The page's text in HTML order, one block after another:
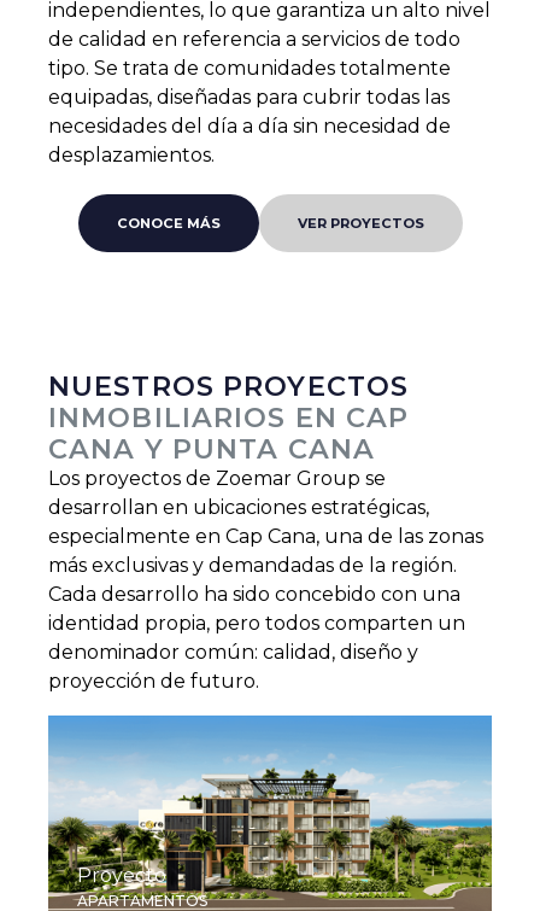
independientes, lo que garantiza un alto nivel
de calidad en referencia a servicios de todo
tipo. Se trata de comunidades totalmente
equipadas, diseñadas para cubrir todas las
necesidades del día a día sin necesidad de
desplazamientos.
CONOCE MÁS VER PROYECTOS
NUESTROS PROYECTOS
INMOBILIARIOS EN CAP
CANA Y PUNTA CANA
Los proyectos de Zoemar Group se
desarrollan en ubicaciones estratégicas,
especialmente en Cap Cana, una de las zonas
más exclusivas y demandadas de la región.
Cada desarrollo ha sido concebido con una
identidad propia, pero todos comparten un
denominador común: calidad, diseño y
proyección de futuro.
Proyecto
APARTAMENTOS